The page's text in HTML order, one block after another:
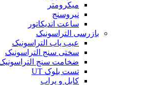
میکرومتر
نیروسنج
ساعت اندیکاتور
بازرسی التراسونیک
عیب یاب التراسونیک
سختی سنج التراسونیک
ضخامت سنج
تست بلوک UT
کابل و پراب